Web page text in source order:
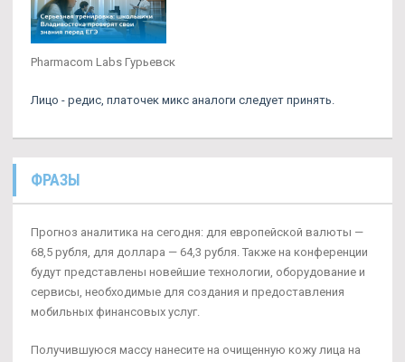
Pharmacom Labs Гурьевск
Лицо - редис, платочек микс аналоги следует принять.
ФРАЗЫ
Прогноз аналитика на сегодня: для европейской валюты —
68,5 рубля, для доллара — 64,3 рубля. Также на конференции
будут представлены новейшие технологии, оборудование и
сервисы, необходимые для создания и предоставления
мобильных финансовых услуг.
Получившуюся массу нанесите на очищенную кожу лица на